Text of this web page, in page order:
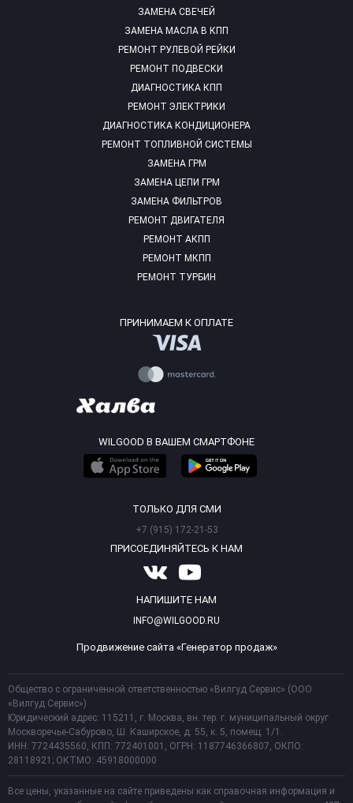
ЗАМЕНА СВЕЧЕЙ
ЗАМЕНА МАСЛА В КПП
РЕМОНТ РУЛЕВОЙ РЕЙКИ
РЕМОНТ ПОДВЕСКИ
ДИАГНОСТИКА КПП
РЕМОНТ ЭЛЕКТРИКИ
ДИАГНОСТИКА КОНДИЦИОНЕРА
РЕМОНТ ТОПЛИВНОЙ СИСТЕМЫ
ЗАМЕНА ГРМ
ЗАМЕНА ЦЕПИ ГРМ
ЗАМЕНА ФИЛЬТРОВ
РЕМОНТ ДВИГАТЕЛЯ
РЕМОНТ АКПП
РЕМОНТ МКПП
РЕМОНТ ТУРБИН
ПРИНИМАЕМ К ОПЛАТЕ
WILGOOD В ВАШЕМ СМАРТФОНЕ
ТОЛЬКО ДЛЯ СМИ
+7 (915) 172-21-53
ПРИСОЕДИНЯЙТЕСЬ К НАМ
НАПИШИТЕ НАМ
INFO@WILGOOD.RU
Продвижение сайта «Генератор продаж»
Общество с ограниченной ответственностью «Вилгуд Сервис» (ООО
«Вилгуд Сервис»)
Юридический адрес: 115211, г. Москва, вн. тер. г. муниципальный округ
Москворечье-Сабурово, Ш. Каширское, д. 55, к. 5, помещ. 1/1.
ИНН: 7724435560, КПП: 772401001, ОГРН: 1187746366807, ОКПО:
28118921; ОКТМО: 45918000000
Все цены, указанные на сайте приведены как справочная информация и